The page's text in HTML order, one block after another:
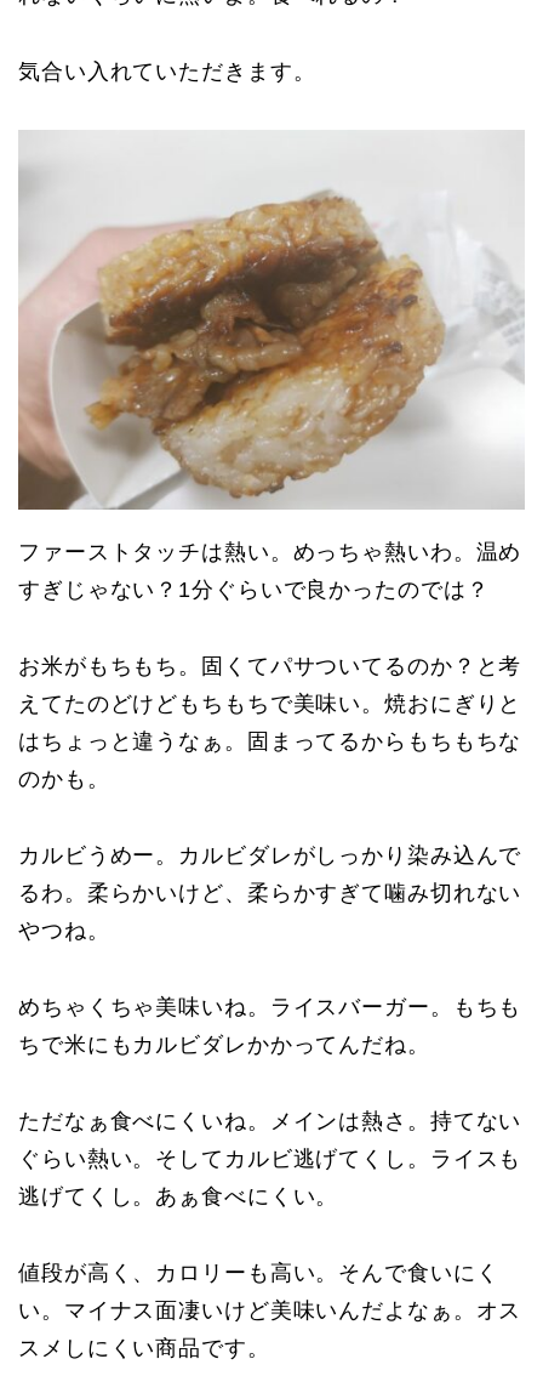
気合い入れていただきます。
ファーストタッチは熱い。めっちゃ熱いわ。温め
すぎじゃない？1分ぐらいで良かったのでは？
お米がもちもち。固くてパサついてるのか？と考
えてたのどけどもちもちで美味い。焼おにぎりと
はちょっと違うなぁ。固まってるからもちもちな
のかも。
カルビうめー。カルビダレがしっかり染み込んで
るわ。柔らかいけど、柔らかすぎて噛み切れない
やつね。
めちゃくちゃ美味いね。ライスバーガー。もちも
ちで米にもカルビダレかかってんだね。
ただなぁ食べにくいね。メインは熱さ。持てない
ぐらい熱い。そしてカルビ逃げてくし。ライスも
逃げてくし。あぁ食べにくい。
値段が高く、カロリーも高い。そんで食いにく
い。マイナス面凄いけど美味いんだよなぁ。オス
スメしにくい商品です。